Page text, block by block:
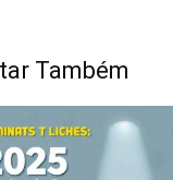
Também